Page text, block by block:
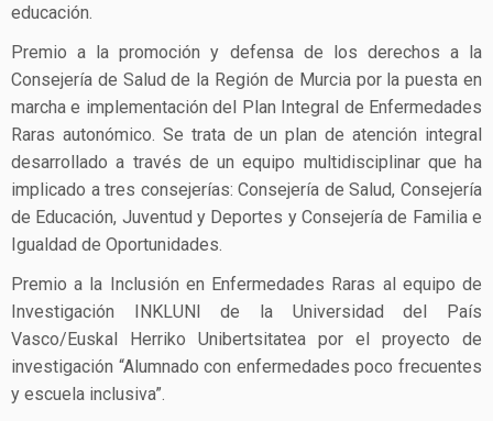
educación.
Premio a la promoción y defensa de los derechos a la
Consejería de Salud de la Región de Murcia por la puesta en
marcha e implementación del Plan Integral de Enfermedades
Raras autonómico. Se trata de un plan de atención integral
desarrollado a través de un equipo multidisciplinar que ha
implicado a tres consejerías: Consejería de Salud, Consejería
de Educación, Juventud y Deportes y Consejería de Familia e
Igualdad de Oportunidades.
Premio a la Inclusión en Enfermedades Raras al equipo de
Investigación INKLUNI de la Universidad del País
Vasco/Euskal Herriko Unibertsitatea por el proyecto de
investigación “Alumnado con enfermedades poco frecuentes
y escuela inclusiva”.